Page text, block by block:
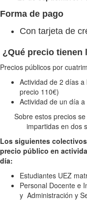
Forma de pago
Con tarjeta de
¿Qué precio tienen
Precios públicos por
Actividad de 2 días
precio 110€)
Actividad de un día
Sobre estos precios
impartidas en dos
Los siguientes
precio público en
día:
Estudiantes UEZ
Personal Docente e
y Administración y